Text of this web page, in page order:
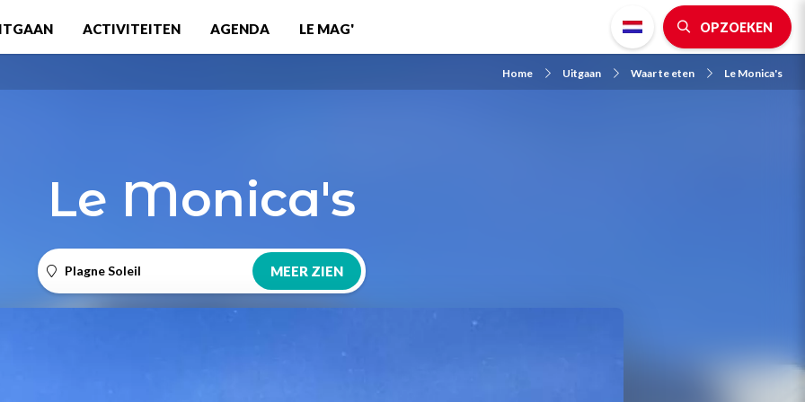
ACTIVITEITEN AGENDA LE MAG' OPZOEKEN
Home Uitgaan Waar te eten Le Monica's
Le Monica's
Plagne Soleil MEER ZIEN